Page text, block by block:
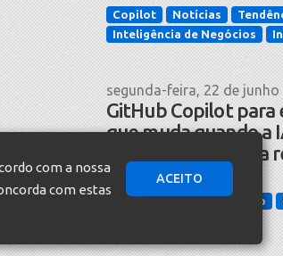
Copilot Notícias
Inteligência de Negócios
segunda-feira, 22 de junho
GitHub Copilot para
que muda quando a
promessa e passa a
incidentes
Tecnologia da Informação
com a nossa
com estas
ACEITO